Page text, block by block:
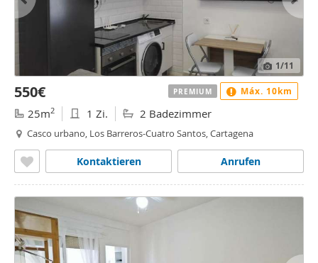
1/11
550€
25m2 1 Zi. 2 Badezimmer
Casco urbano, Los Barreros-Cuatro Santos, Cartagena
Anrufen
Kontaktieren
PREMIUM Máx. 10km